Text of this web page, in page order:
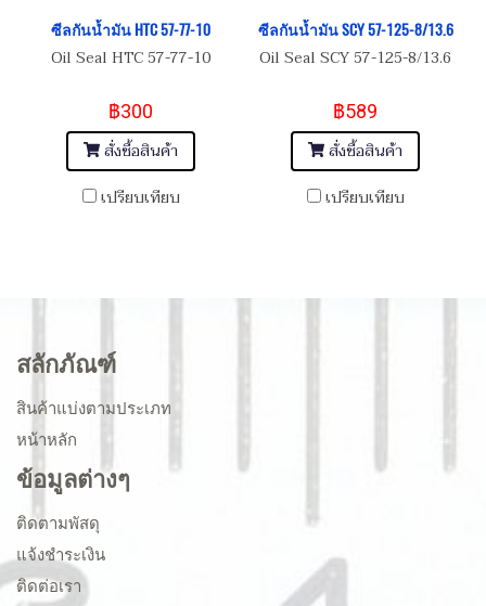
ซีลกันน้ำมัน HTC 57-77-10
Oil Seal HTC 57-77-10
฿300
สั่งซื้อสินค้า
เปรียบเทียบ
ซีลกันน้ำมัน SCY 57-125-8/13.6
Oil Seal SCY 57-125-8/13.6
฿589
สั่งซื้อสินค้า
เปรียบเทียบ
สลักภัณฑ์
สินค้าแบ่งตามประเภท
หน้าหลัก
ข้อมูลต่างๆ
ติดตามพัสดุ
แจ้งชำระเงิน
ติดต่อเรา